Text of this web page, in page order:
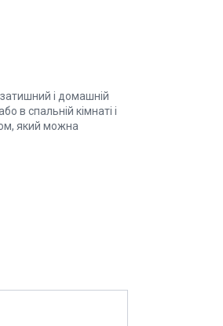
і домашній
в спальній кімнаті і
який можна